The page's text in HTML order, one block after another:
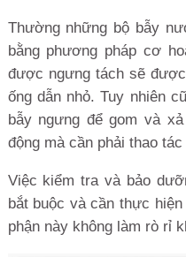
Thường những bộ bẫy
bằng phương pháp cơ
được ngưng tách sẽ
ống dẫn nhỏ. Tuy nhiên
bẫy ngưng để gom và
động mà cần phải thao tác
Việc kiểm tra và bảo
bắt buộc và cần thực
phận này không làm rò rỉ